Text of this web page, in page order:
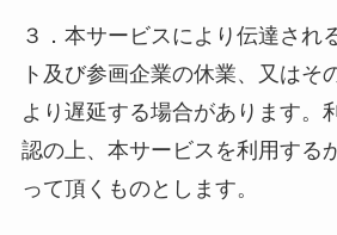
３．本サービスにより伝達され
ト及び参画企業の休業、又はそ
より遅延する場合があります。
認の上、本サービスを利用する
って頂くものとします。